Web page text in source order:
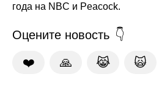
года на NBC и Peacock.
Оцените новость
❤️ 🙏 😹 🙀